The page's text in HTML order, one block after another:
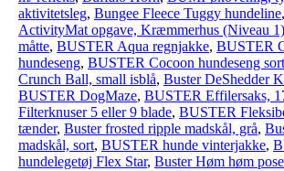
aktivitetsleg, Bungee Fleece Tuggy hundeline,
ActivityMat opgave, Kræmmerhus (Niveau 1)
måtte, BUSTER Aqua regnjakke, BUSTER
hundeseng, BUSTER Cocoon hundeseng sort
Crunch Ball, small isblå, Buster DeShedder
BUSTER DogMaze, BUSTER Effilersaks,
Filterknuser 5 eller 9 blade, BUSTER
tænder, Buster frosted ripple madskål, grå,
madskål, sort, BUSTER hunde vinterjakke,
hundelegetøj Flex Star, Buster Høm høm